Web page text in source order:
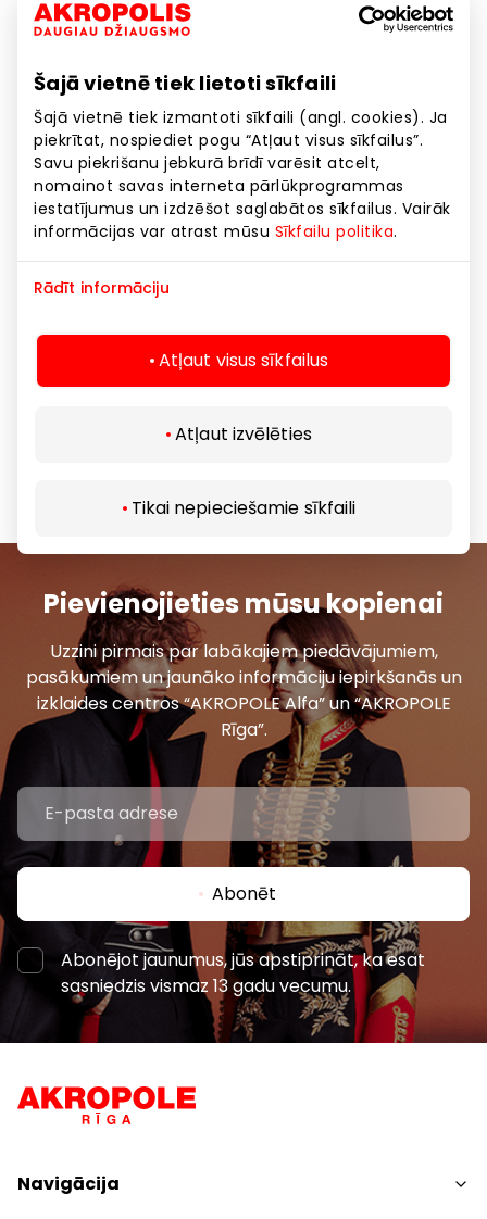
Šajā vietnē tiek lietoti sīkfaili
Šajā vietnē tiek izmantoti sīkfaili (angl. cookies). Ja
piekrītat, nospiediet pogu “Atļaut visus sīkfailus”.
Savu piekrišanu jebkurā brīdī varēsit atcelt,
nomainot savas interneta pārlūkprogrammas
iestatījumus un izdzēšot saglabātos sīkfailus. Vairāk
informācijas var atrast mūsu Sīkfailu politika.
Rādīt informāciju
Atļaut visus sīkfailus
Atļaut izvēlēties
Tikai nepieciešamie sīkfaili
Biļešu cenas:
personai
🎬 Kluba sēdvieta (IMAX zāle) –5,33 € katrai
personai
🎬 Divvietīgā sēdvieta (izņemot IMAX zāli) –
katrai personai
🎬 Divvietīgā sēdvieta (IMAX zāle) –6,33 € katrai
🎬 Zvaigžņu sēdvieta –
3D
filmu seansiem tiek
pasākumiem un dāvanu biļešu iegādei.
Pievienojieties mūsu kopienai
Uzzini pirmais par labākajiem piedāvājumiem,
pasākumiem un jaunāko informāciju iepirkšanās un
izklaides centros “AKROPOLE Alfa” un “AKROPOLE
Rīga”.
Abonēt
Abonējot jaunumus, jūs apstiprināt, ka esat
sasniedzis vismaz 13 gadu vecumu.
Navigācija